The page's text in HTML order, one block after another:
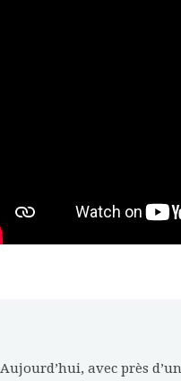
Aujourd’hui, avec près